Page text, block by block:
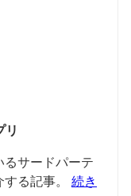
リ
サードパーテ
る記事。 続き